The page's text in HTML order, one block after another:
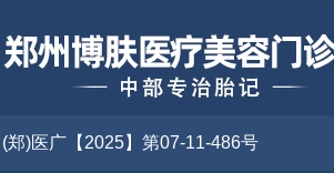
(郑)医广【2025】第07-11-486号